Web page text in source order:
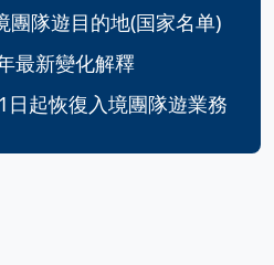
團隊遊目的地(国家名单)
最新變化解釋
日起恢復入境團隊遊業務